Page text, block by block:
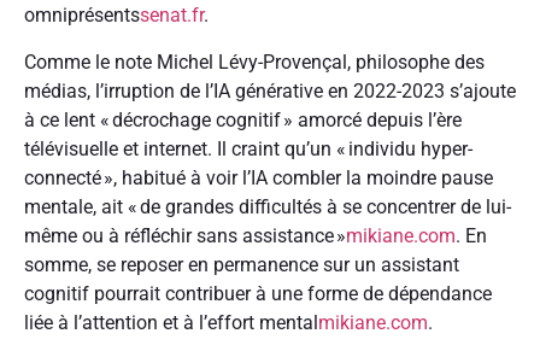
omniprésentssenat.fr.
Comme le note Michel Lévy-Provençal, philosophe des
médias, l’irruption de l’IA générative en 2022-2023 s’ajoute
à ce lent « décrochage cognitif » amorcé depuis l’ère
télévisuelle et internet. Il craint qu’un « individu hyper-
connecté », habitué à voir l’IA combler la moindre pause
mentale, ait « de grandes difficultés à se concentrer de lui-
même ou à réfléchir sans assistance »mikiane.com. En
somme, se reposer en permanence sur un assistant
cognitif pourrait contribuer à une forme de dépendance
liée à l’attention et à l’effort mentalmikiane.com.